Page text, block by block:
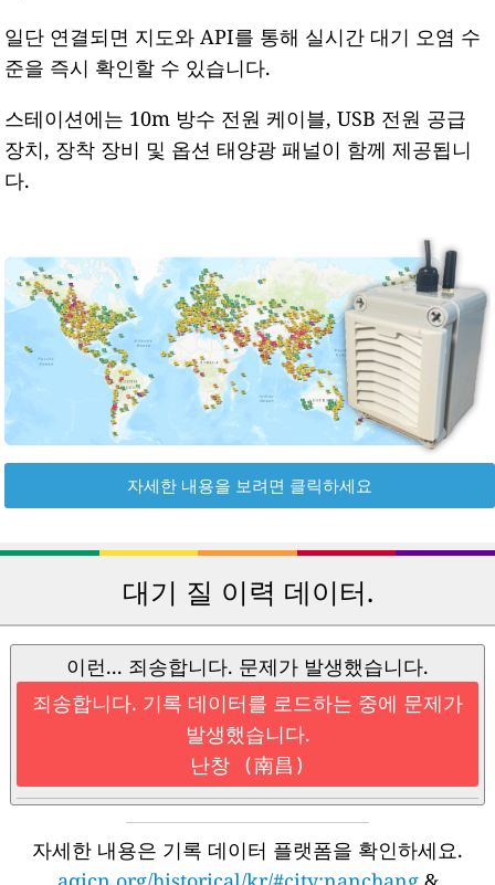
일단 연결되면 지도와 API를 통해 실시간 대기 오염 수
준을 즉시 확인할 수 있습니다.
스테이션에는 10m 방수 전원 케이블, USB 전원 공급
장치, 장착 장비 및 옵션 태양광 패널이 함께 제공됩니
다.
자세한 내용을 보려면 클릭하세요
대기 질 이력 데이터.
이런... 죄송합니다. 문제가 발생했습니다.
죄송합니다. 기록 데이터를 로드하는 중에 문제가
발생했습니다.
난창 (南昌)
자세한 내용은 기록 데이터 플랫폼을 확인하세요.